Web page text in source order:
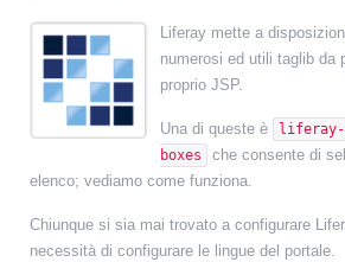
Liferay mette a
numerosi ed utili taglib da
proprio JSP.
Una di queste è
liferay-
boxes
che consente di
elenco; vediamo come funziona.
Chiunque si sia mai trovato a configurare
necessità di configurare le lingue del portale.